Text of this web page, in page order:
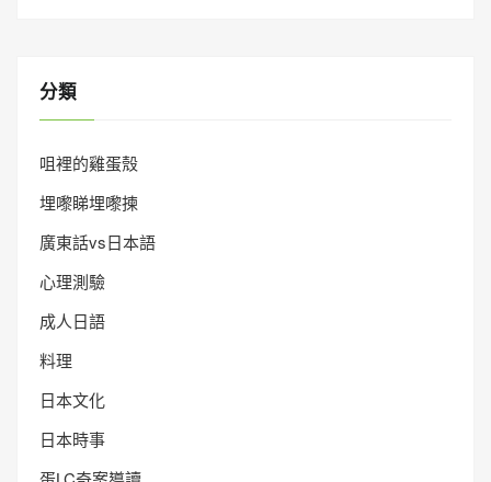
分類
咀裡的雞蛋殼
埋嚟睇埋嚟揀
廣東話vs日本語
心理測驗
成人日語
料理
日本文化
日本時事